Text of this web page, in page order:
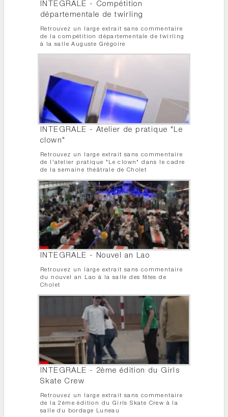
INTEGRALE - Compétition
départementale de twirling
Retrouvez un large extrait sans commentaire
de la compétition départementale de twirling
à la salle Auguste Grégoire
INTEGRALE - Atelier de pratique "Le
clown"
Retrouvez un large extrait sans commentaire
de l'atelier pratique "Le clown" dans le cadre
de la semaine théâtrale de Cholet
INTEGRALE - Nouvel an Lao
Retrouvez un large extrait sans commentaire
du nouvel an Lao à la salle des fêtes de
Cholet
INTEGRALE - 2ème édition du Girls
Skate Crew
Retrouvez un large extrait sans commentaire
de la 2ème édition du Girls Skate Crew à la
salle du bordage Luneau